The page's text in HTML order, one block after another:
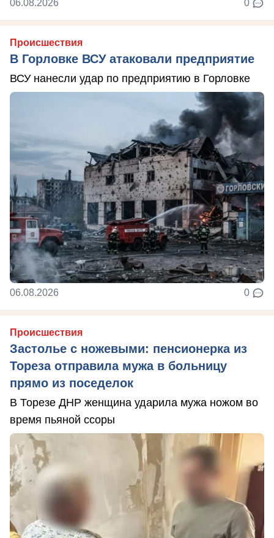
06.08.2026 0
Происшествия
В Горловке ВСУ атаковали предприятие
ВСУ нанесли удар по предприятию в Горловке
06.08.2026 0
Происшествия
Застолье с ножевыми: пенсионерка из
Тореза отправила мужа в больницу
прямо из поседелок
В Торезе ДНР женщина ударила мужа ножом во
время пьяной ссоры